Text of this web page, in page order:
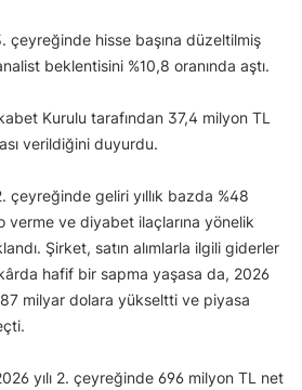
çeyreğinde hisse başına düzeltilmiş
beklentisini %10,8 oranında aştı.
Kurulu tarafından 37,4 milyon TL
verildiğini duyurdu.
çeyreğinde geliri yıllık bazda %48
verme ve diyabet ilaçlarına yönelik
Şirket, satın alımlarla ilgili giderler
hafif bir sapma yaşasa da, 2026
milyar dolara yükseltti ve piyasa
yılı 2. çeyreğinde 696 milyon TL net